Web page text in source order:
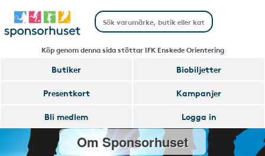
Köp genom denna sida stöttar IFK Enskede Orientering
Butiker
Biobiljetter
Presentkort
Kampanjer
Bli medlem
Logga in
Om Sponsorhuset